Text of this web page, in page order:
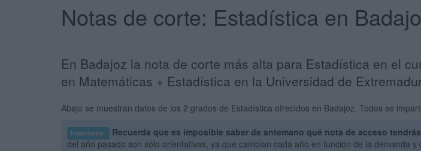
Notas de corte: Estadística en
En Badajoz la nota de corte más alta para Estadística en el
en Matemáticas + Estadística en la Universidad de
Abajo se muestran datos de los 2 grados de Estadística ofrecidos en Badajoz. Todos se
Importante: Recuerda que es imposible saber de antemano qué nota de acceso
del año pasado son sólo orientativas, ya que cambian cada año en función de la demanda